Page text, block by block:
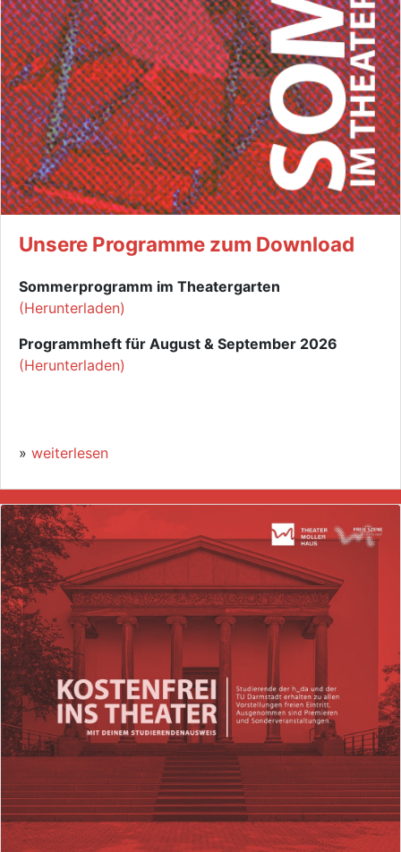
Unsere Programme zum Download
Sommerprogramm im Theatergarten
(Herunterladen)
Programmheft für August & September 2026
(Herunterladen)
» weiterlesen